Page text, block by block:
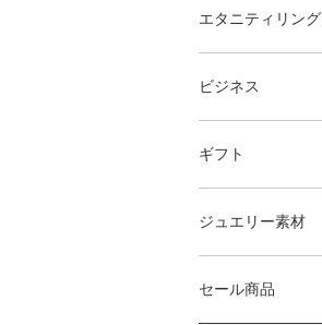
エタニティリング
ビジネス
ギフト
ジュエリー素材
セール商品